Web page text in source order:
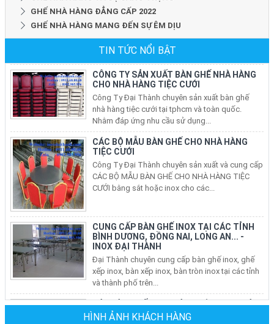
GHẾ NHÀ HÀNG ĐẲNG CẤP 2022
GHẾ NHÀ HÀNG MANG ĐẾN SỰ ÊM DỊU
TIN TỨC NỔI BẬT
CÔNG TY SẢN XUẤT BÀN GHẾ NHÀ HÀNG
CHO NHÀ HÀNG TIỆC CƯỚI
Công Ty Đại Thành chuyên sản xuất bàn ghế
nhà hàng tiệc cưới tại tphcm và toàn quốc.
Nhằm đáp ứng nhu cầu sử dụng...
CÁC BỘ MẪU BÀN GHẾ CHO NHÀ HÀNG
TIỆC CƯỚI
Công Ty Đại Thành chuyên sản xuất và cung cấp
CÁC BỘ MẪU BÀN GHẾ CHO NHÀ HÀNG TIỆC
CƯỚI bằng sắt hoặc inox cho các...
CUNG CẤP BÀN GHẾ INOX TẠI CÁC TỈNH
Đại Thành chuyên cung cấp bàn ghế inox, ghế
xếp inox, bàn xếp inox, bàn tròn inox tại các tỉnh
và thành phố trên...
BÁN BÀN GHẾ INOX, BÀN TRÒN INOX, BÀN
XẾP INOX, GHẾ XẾP VĂN PHÒNG TẠI CÁC
QUẬN Ở TP HCM
Nhu Cầu sử dụng bàn ghế inox, bộ bàn tròn inox
304 cho phòng ăn gia đình, ghế xếp văn phòng
HÌNH ẢNH KHÁCH HÀNG